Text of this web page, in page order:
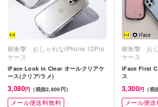
耐衝撃 おしゃれなiPhone 12Pro
ケース
iFace Look in Clear オールクリアケ
ース(クリア/ラメ)
3,080円 （税抜2,800円）
メール便送料無料
耐衝撃 お
ケース
iFace First
ス
3,300円 （税
メール便